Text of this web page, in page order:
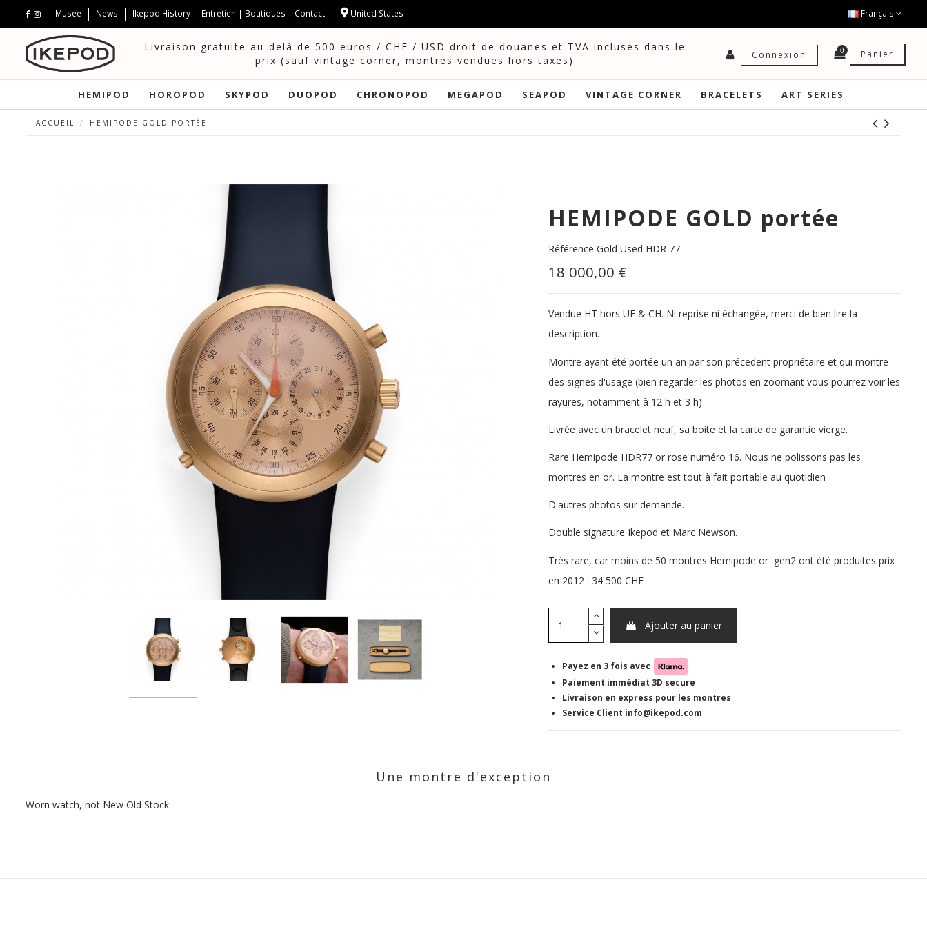
Musée News Ikepod History | Entretien | Boutiques | Contact United States Français
Livraison gratuite au-delà de 500 euros / CHF / USD droit de douanes et TVA incluses dans le
prix (sauf vintage corner, montres vendues hors taxes)
Connexion 0 Panier
HEMIPOD HOROPOD SKYPOD DUOPOD CHRONOPOD MEGAPOD SEAPOD VINTAGE CORNER BRACELETS ART SERIES
ACCUEIL HEMIPODE GOLD PORTÉE
HEMIPODE GOLD portée
Référence Gold Used HDR 77
18 000,00 €
Vendue HT hors UE & CH. Ni reprise ni échangée, merci de bien lire la
description.
Montre ayant été portée un an par son précedent propriétaire et qui montre
des signes d'usage (bien regarder les photos en zoomant vous pourrez voir les
rayures, notamment à 12 h et 3 h)
Livrée avec un bracelet neuf, sa boite et la carte de garantie vierge.
Rare Hemipode HDR77 or rose numéro 16. Nous ne polissons pas les
montres en or. La montre est tout à fait portable au quotidien
D'autres photos sur demande.
Double signature Ikepod et Marc Newson.
Très rare, car moins de 50 montres Hemipode or gen2 ont été produites prix
en 2012 : 34 500 CHF
Ajouter au panier
Payez en 3 fois avec
Paiement immédiat 3D secure
Livraison en express pour les montres
Service Client info@ikepod.com
Une montre d'exception
Worn watch, not New Old Stock